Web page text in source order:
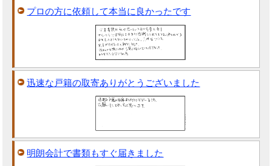
プロの方に依頼して本当に良かったです
迅速な戸籍の取寄ありがとうございました
明朗会計で書類もすぐ届きました